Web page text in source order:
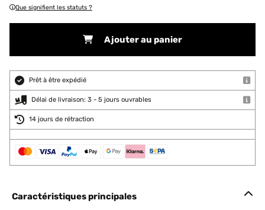
Que signifient les statuts ?
Ajouter au panier
Prêt à être expédié
Délai de livraison: 3 - 5 jours ouvrables
14 jours de rétraction
Caractéristiques principales